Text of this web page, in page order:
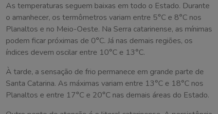
As temperaturas seguem baixas em todo o Estado. Durante
o amanhecer, os termômetros variam entre 5°C e 8°C nos
Planaltos e no Meio-Oeste. Na Serra catarinense, as mínimas
podem ficar próximas de 0°C. Já nas demais regiões, os
índices devem oscilar entre 10°C e 13°C.
À tarde, a sensação de frio permanece em grande parte de
Santa Catarina. As máximas variam entre 13°C e 18°C nos
Planaltos e entre 17°C e 20°C nas demais áreas do Estado.